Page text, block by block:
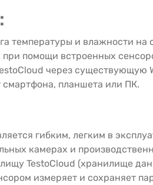
температуры и влажности
помощи встроенных
через
планшета или ПК.
гибким, легким в
камерах и
TestoCloud (хранилище
измеряет и сохраняет